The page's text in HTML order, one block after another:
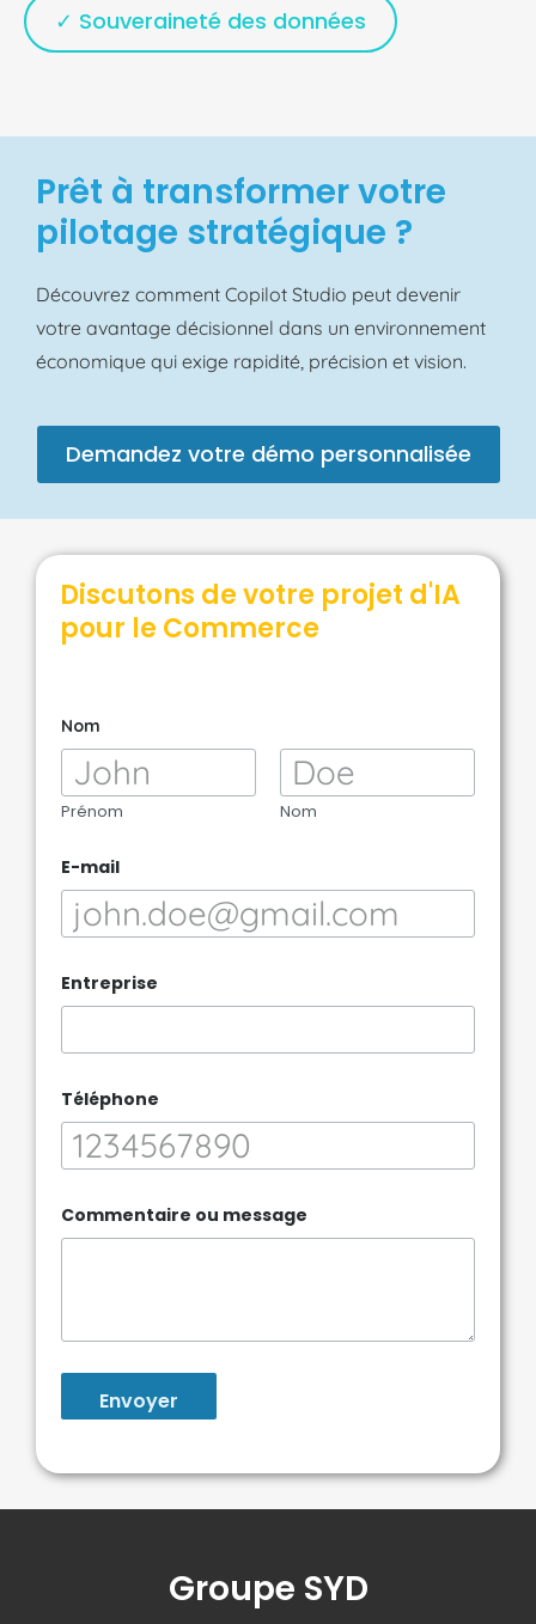
✓ Souveraineté des données
Prêt à transformer votre
pilotage stratégique ?
Découvrez comment Copilot Studio peut devenir
votre avantage décisionnel dans un environnement
économique qui exige rapidité, précision et vision.
Demandez votre démo personnalisée
Discutons de votre projet d'IA
pour le Commerce
-
m
i
l
*
Nom
Prénom Nom
E-mail
Entreprise
Téléphone
Commentaire ou message
Envoyer
Groupe SYD